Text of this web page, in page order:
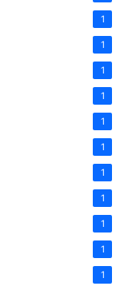
1
1
1
1
1
1
1
1
1
1
1